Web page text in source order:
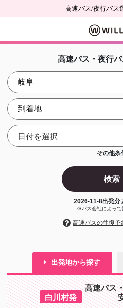
高速バス/夜行バス
高速バス・夜行
その他条
検索
2026-11-8出発分
※バス会社によって
高速バスの往復予
出発地から探す
白川村発
高速バス